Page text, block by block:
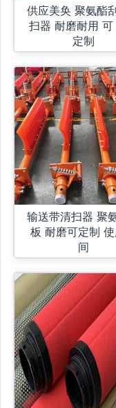
供应美奂 聚氨酯
扫器 耐磨耐用
定制
输送带清扫器 聚
板 耐磨可定制
间